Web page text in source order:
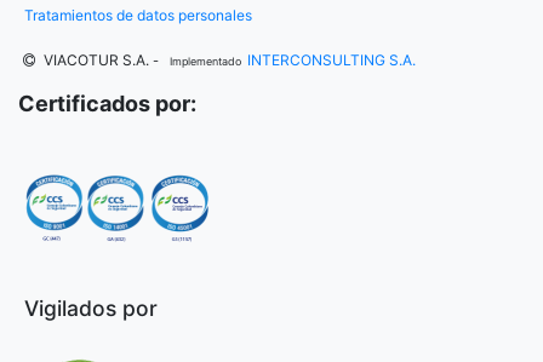
Tratamientos de datos personales
VIACOTUR S.A. - Implementado INTERCONSULTING S.A.
Certificados por:
Vigilados por